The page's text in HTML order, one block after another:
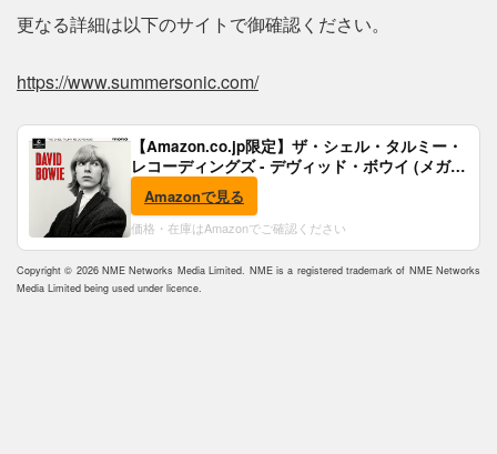
更なる詳細は以下のサイトで御確認ください。
https://www.summersonic.com/
【Amazon.co.jp限定】ザ・シェル・タルミー・
レコーディングズ - デヴィッド・ボウイ (メガジ
ャケ付)
Amazonで見る
価格・在庫はAmazonでご確認ください
Copyright © 2026 NME Networks Media Limited. NME is a registered trademark of NME Networks
Media Limited being used under licence.